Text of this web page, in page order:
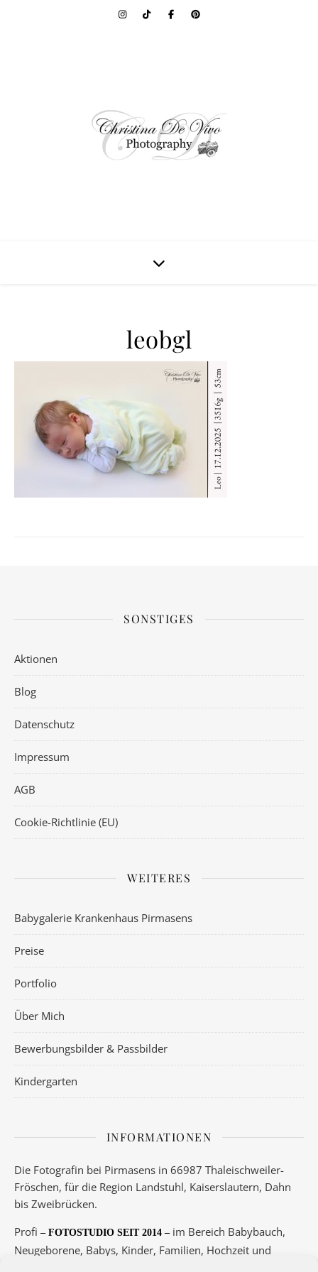
leobgl
SONSTIGES
Aktionen
Blog
Datenschutz
Impressum
AGB
Cookie-Richtlinie (EU)
WEITERES
Babygalerie Krankenhaus Pirmasens
Preise
Portfolio
Über Mich
Bewerbungsbilder & Passbilder
Kindergarten
INFORMATIONEN
Die Fotografin bei Pirmasens in 66987 Thaleischweiler-
Fröschen, für die Region Landstuhl, Kaiserslautern, Dahn
bis Zweibrücken.
Profi – FOTOSTUDIO SEIT 2014 – im Bereich Babybauch,
Neugeborene, Babys, Kinder, Familien, Hochzeit und